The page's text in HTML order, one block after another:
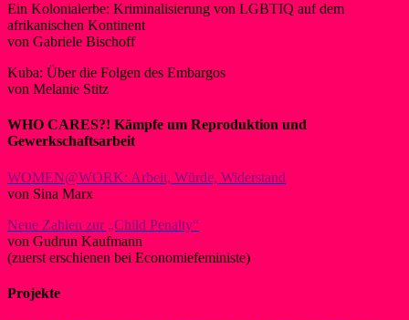
Ein Kolonialerbe: Kriminalisierung von LGBTIQ auf dem
afrikanischen Kontinent
von Gabriele Bischoff
Kuba: Über die Folgen des Embargos
von Melanie Stitz
WHO CARES?! Kämpfe um Reproduktion und
Gewerkschaftsarbeit
WOMEN@WORK: Arbeit, Würde, Widerstand
von Sina Marx
Neue Zahlen zur „Child Penalty“
von Gudrun Kaufmann
(zuerst erschienen bei Economiefeministe)
Projekte